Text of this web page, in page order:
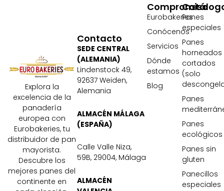
Explora la
excelencia de la
panadería
europea con
Eurobakeries, tu
distribuidor de pan
mayorista.
Descubre los
mejores panes del
continente en
Compromiso
Eurobakeries
Conócenos
Servicios
Dónde
estamos
Blog
Panes
especiales
Panes
horneados
cortados
(solo
Panes
Panes
ecológicos
Panes sin
gluten
Panecillos
especiales
Contacto
SEDE CENTRAL
(ALEMANIA)
Lindenstock 49,
92637 Weiden,
Alemania
ALMACÉN MÁLAGA
(ESPAÑA)
Calle Valle Niza,
59B, 29004, Málaga
ALMACÉN